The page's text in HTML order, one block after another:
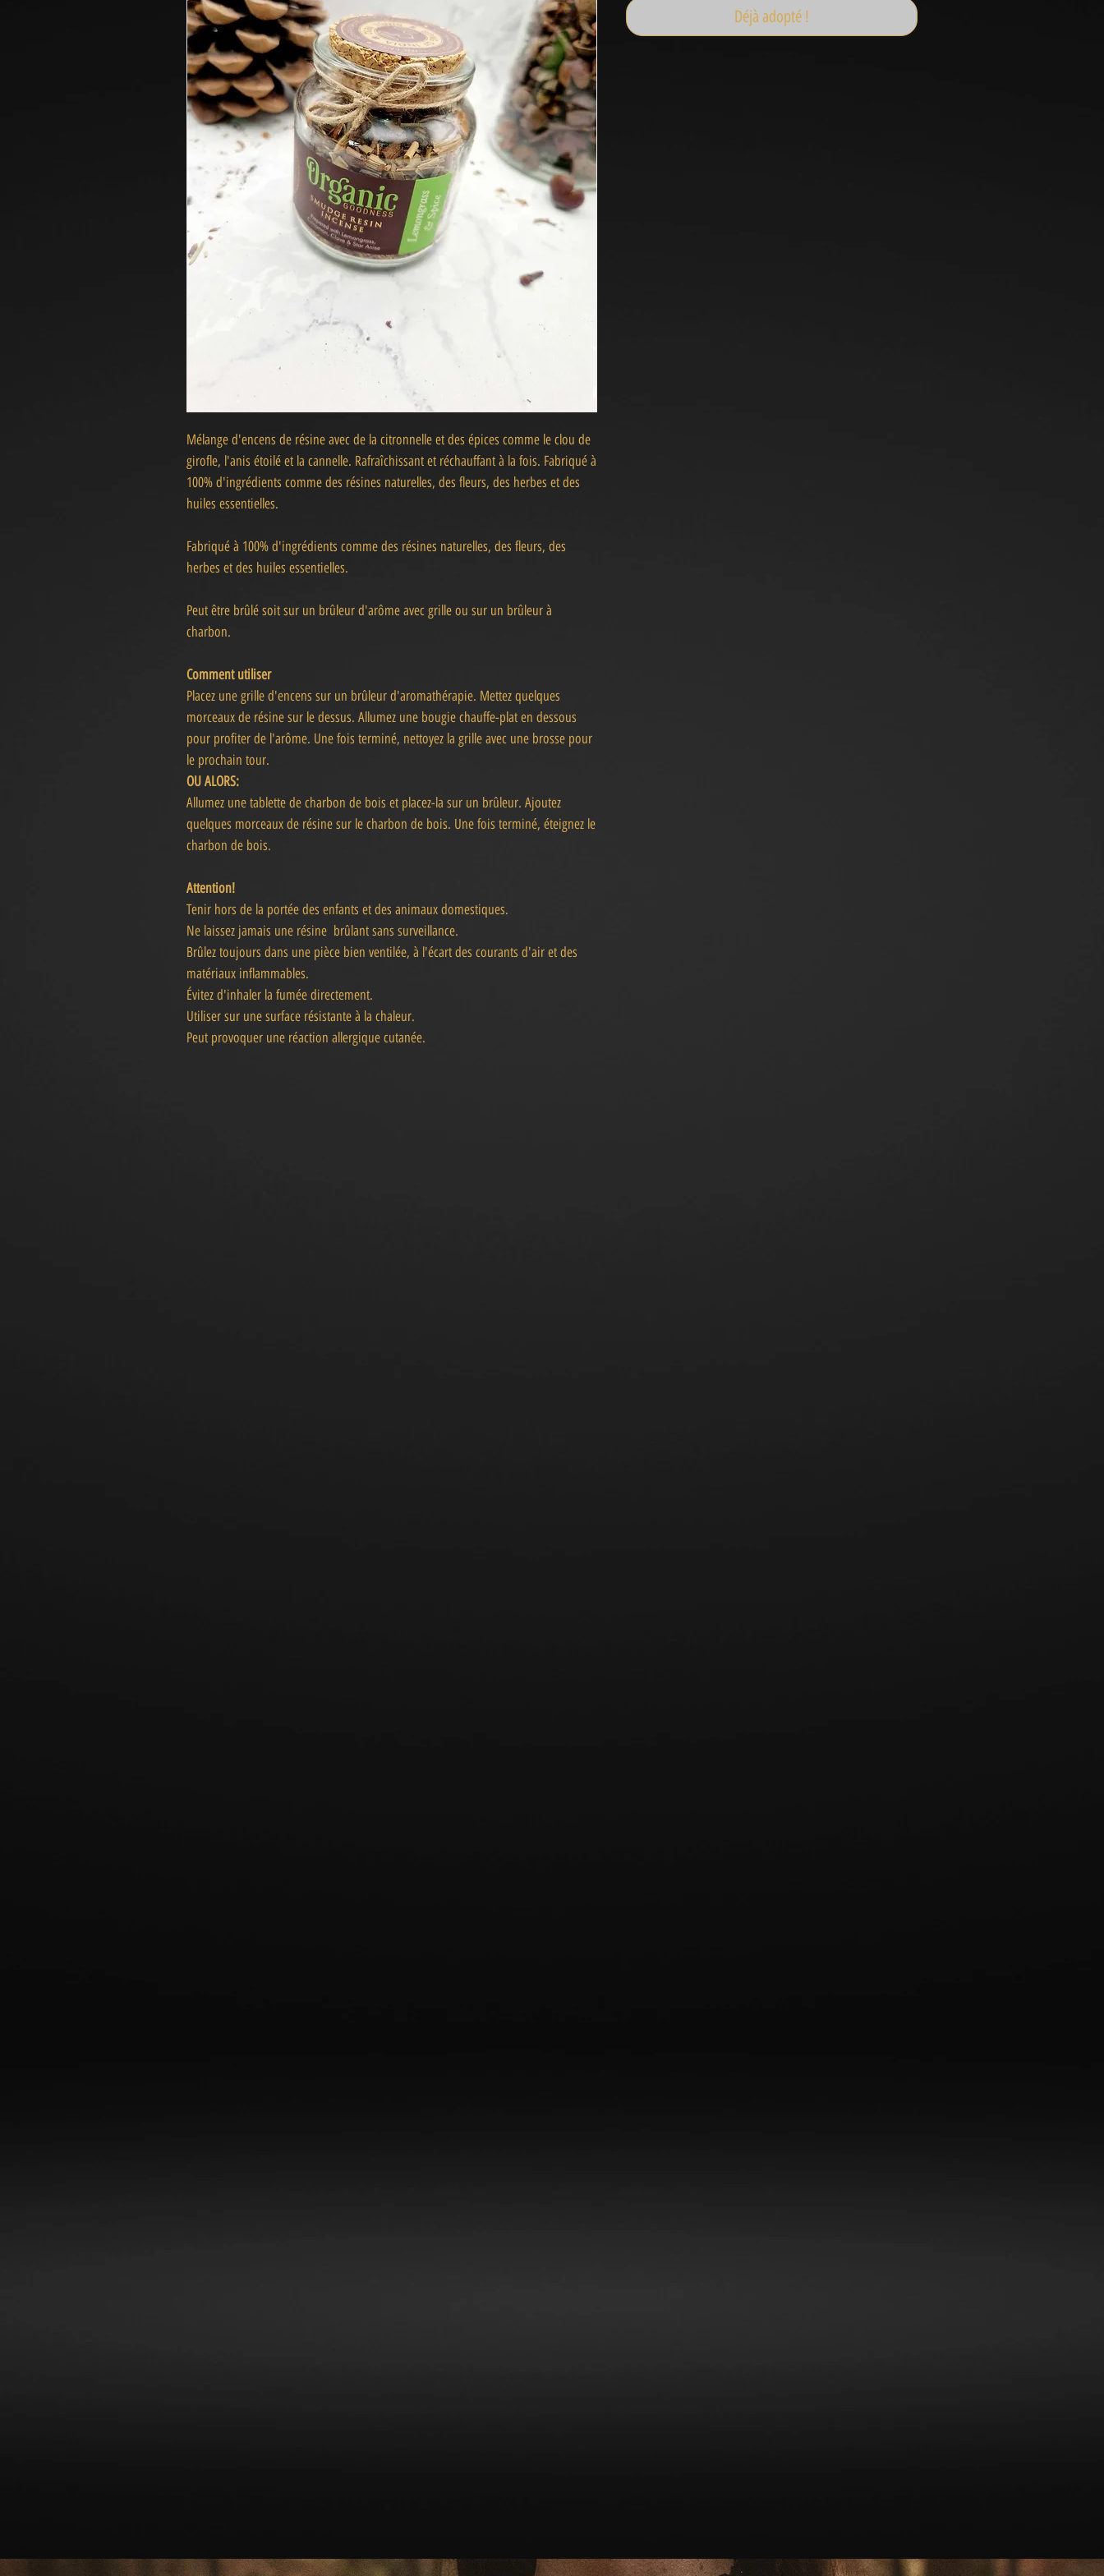
Mélange d'encens de résine avec de la citronnelle et des épices comme le clou de
girofle, l'anis étoilé et la cannelle. Rafraîchissant et réchauffant à la fois. Fabriqué à
100% d'ingrédients comme des résines naturelles, des fleurs, des herbes et des
huiles essentielles.
Fabriqué à 100% d'ingrédients comme des résines naturelles, des fleurs, des
herbes et des huiles essentielles.
Peut être brûlé soit sur un brûleur d'arôme avec grille ou sur un brûleur à
charbon.
Comment utiliser
Placez une grille d'encens sur un brûleur d'aromathérapie. Mettez quelques
morceaux de résine sur le dessus. Allumez une bougie chauffe-plat en dessous
pour profiter de l'arôme. Une fois terminé, nettoyez la grille avec une brosse pour
le prochain tour.
OU ALORS:
Allumez une tablette de charbon de bois et placez-la sur un brûleur. Ajoutez
quelques morceaux de résine sur le charbon de bois. Une fois terminé, éteignez le
charbon de bois.
Attention!
Tenir hors de la portée des enfants et des animaux domestiques.
Ne laissez jamais une résine brûlant sans surveillance.
Brûlez toujours dans une pièce bien ventilée, à l'écart des courants d'air et des
matériaux inflammables.
Évitez d'inhaler la fumée directement.
Utiliser sur une surface résistante à la chaleur.
Peut provoquer une réaction allergique cutanée.
Déjà adopté !